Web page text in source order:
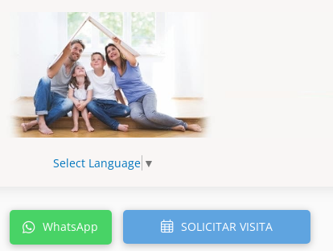
Select Language ▼
WhatsApp SOLICITAR VISITA